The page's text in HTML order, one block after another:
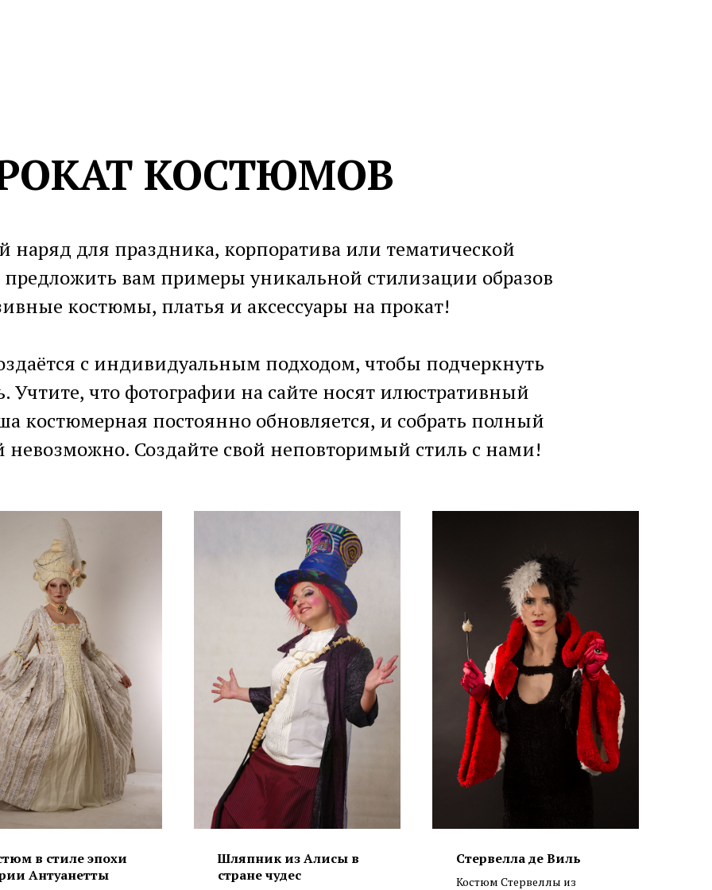
КОСТЮМОВ
для праздника, корпоратива или тематической
вам примеры уникальной стилизации образов
костюмы, платья и аксессуары на прокат!
с индивидуальным подходом, чтобы подчеркнуть
Учтите, что фотографии на сайте носят илюстративный
костюмерная постоянно обновляется, и собрать полный
невозможно. Создайте свой неповторимый стиль с нами!
в стиле эпохи
Антуанетты
Шляпник из Алисы в
стране чудес
Стервелла де Виль
Костюм Стервеллы из